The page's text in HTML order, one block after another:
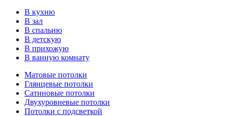
В кухню
В зал
В спальню
В детскую
В прихожую
В ванную комнату
Матовые потолки
Глянцевые потолки
Сатиновые потолки
Двухуровневые потолки
Потолки с подсветкой